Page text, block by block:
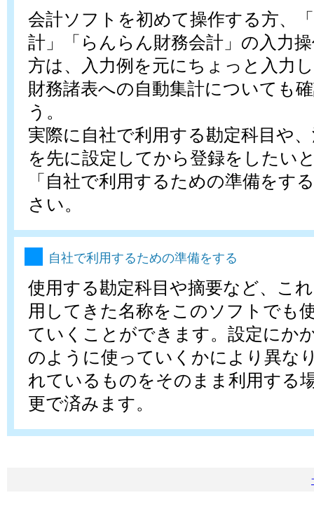
会計ソフトを初めて操作する方、
計」「らんらん財務会計」の入力
方は、入力例を元にちょっと入力
財務諸表への自動集計についても
う。
実際に自社で利用する勘定科目や
を先に設定してから登録をしたい
「自社で利用するための準備をす
さい。
自社で利用するための準備をする
使用する勘定科目や摘要など、こ
用してきた名称をこのソフトでも
ていくことができます。設定にか
のように使っていくかにより異な
れているものをそのまま利用する
更で済みます。